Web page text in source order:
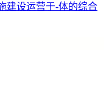
建设运营于-体的综合